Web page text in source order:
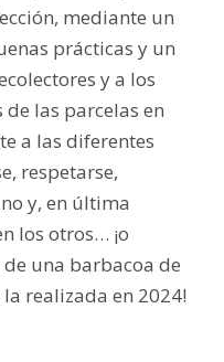
mediante un
prácticas y un
y a los
las parcelas en
a las diferentes
respetarse,
y, en última
los otros… ¡o
una barbacoa de
realizada en 2024!